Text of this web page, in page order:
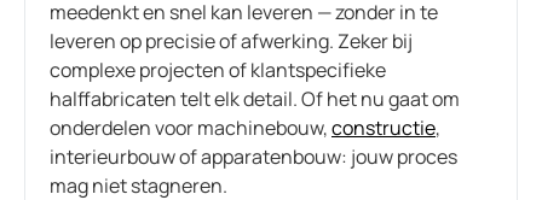
meedenkt en snel kan leveren — zonder in te
leveren op precisie of afwerking. Zeker bij
complexe projecten of klantspecifieke
halffabricaten telt elk detail. Of het nu gaat om
onderdelen voor machinebouw,constructie,
interieurbouw of apparatenbouw: jouw proces
mag niet stagneren.